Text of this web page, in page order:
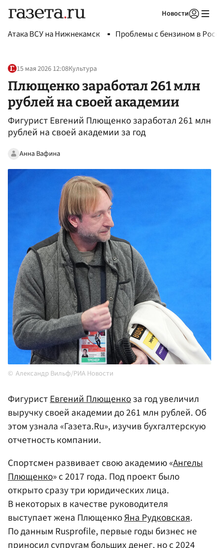
Новости
Атака ВСУ на Нижнекамск Проблемы с бензином в
15 мая 2026 12:08Культура
Плющенко заработал 261 млн
рублей на своей академии
Фигурист Евгений Плющенко заработал 261 млн
рублей на своей академии за год
Анна Вафина
Александр Вильф/РИА Новости
ФигуристЕвгений Плющенкоза год увеличил
выручку своей академии до 261 млн рублей. Об
этом узнала «Газета.Ru», изучив бухгалтерскую
отчетность компании.
Спортсмен развивает свою академию «Ангелы
Плющенко» с 2017 года. Под проект было
открыто сразу три юридических лица.
В некоторых в качестве руководителя
выступает жена ПлющенкоЯна Рудковская.
По данным Rusprofile, первые годы бизнес не
приносил супругам больших денег, но с 2024